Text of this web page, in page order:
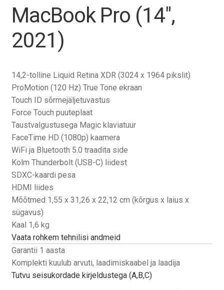
Tagasiost
Hooldus
Ostukorv
MacBook Pro (14″,
2021)
14,2-tolline Liquid Retina XDR (3024 x 1964 pikslit)
ProMotion (120 Hz) True Tone ekraan
Touch ID sõrmejäljetuvastus
Force Touch puuteplaat
Taustvalgustusega Magic klaviatuur
FaceTime HD (1080p) kaamera
WiFi ja Bluetooth 5.0 traadita side
Kolm Thunderbolt (USB-C) liidest
SDXC-kaardi pesa
HDMI liides
Mõõtmed 1,55 x 31,26 x 22,12 cm (kõrgus x laius x
sügavus)
Kaal 1,6 kg
Vaata rohkem tehnilisi andmeid
Garantii 1 aasta
Komplekti kuulub arvuti, laadimiskaabel ja laadija
Tutvu seisukordade kirjeldustega (A,B,C)